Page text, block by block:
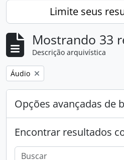
Limite seus
Mostrando 33
Descrição arquivística
Remover filtro:
Áudio
Opções avançadas de
Encontrar resultados